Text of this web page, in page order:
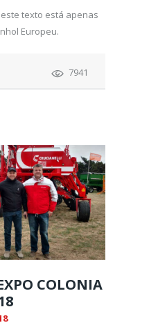
texto está apenas
Europeu.
7941
COLONIA